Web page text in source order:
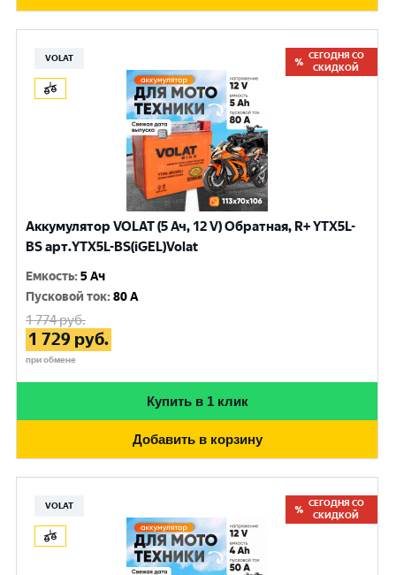
VOLAT
СЕГОДНЯ СО
СКИДКОЙ
Аккумулятор VOLAT (5 Ач, 12 V) Обратная, R+ YTX5L-
BS арт.YTX5L-BS(iGEL)Volat
Емкость:5 Ач
Пусковой ток:80 A
1 774руб.
1 729 руб.
при обмене
Купить в 1 клик
Добавить в корзину
VOLAT
СЕГОДНЯ СО
СКИДКОЙ